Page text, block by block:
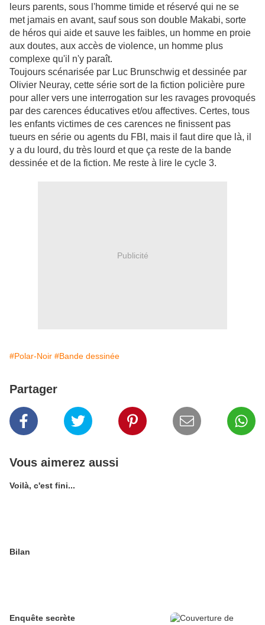
leurs parents, sous l'homme timide et réservé qui ne se
met jamais en avant, sauf sous son double Makabi, sorte
de héros qui aide et sauve les faibles, un homme en proie
aux doutes, aux accès de violence, un homme plus
complexe qu'il n'y paraît.
Toujours scénarisée par Luc Brunschwig et dessinée par
Olivier Neuray, cette série sort de la fiction policière pure
pour aller vers une interrogation sur les ravages provoqués
par des carences éducatives et/ou affectives. Certes, tous
les enfants victimes de ces carences ne finissent pas
tueurs en série ou agents du FBI, mais il faut dire que là, il
y a du lourd, du très lourd et que ça reste de la bande
dessinée et de la fiction. Me reste à lire le cycle 3.
Publicité
#Polar-Noir #Bande dessinée
Partager
Vous aimerez aussi
Voilà, c'est fini...
Bilan
Enquête secrète